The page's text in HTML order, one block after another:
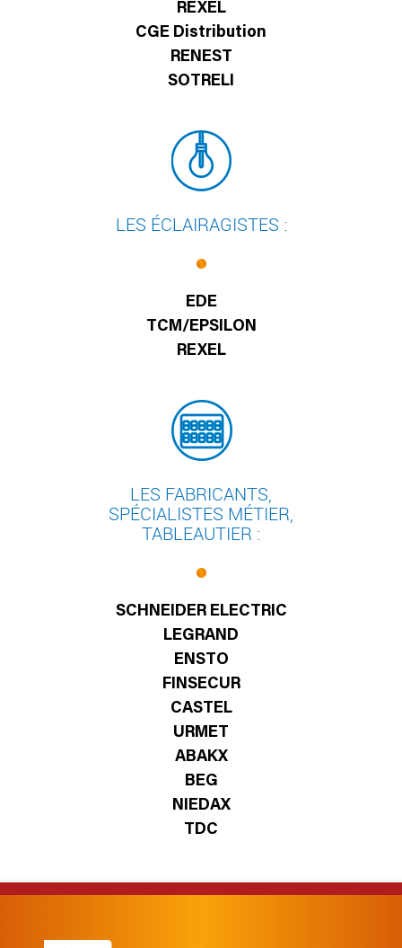
REXEL
CGE Distribution
RENEST
SOTRELI
LES ÉCLAIRAGISTES :
EDE
TCM/EPSILON
REXEL
LES FABRICANTS,
SPÉCIALISTES MÉTIER,
TABLEAUTIER :
SCHNEIDER ELECTRIC
LEGRAND
ENSTO
FINSECUR
CASTEL
URMET
ABAKX
BEG
NIEDAX
TDC